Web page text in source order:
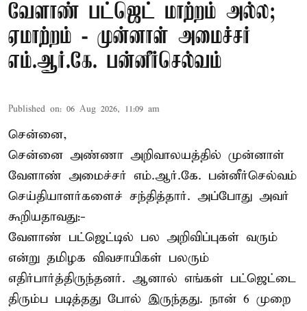
வேளாண் பட்ஜெட் மாற்றம் அல்ல;
ஏமாற்றம் - முன்னாள் அமைச்சர்
எம்.ஆர்.கே. பன்னீர்செல்வம்
Published on: 06 Aug 2026, 11:09 am
சென்னை,
சென்னை அண்ணா அறிவாலயத்தில் முன்னாள்
வேளாண் அமைச்சர் எம்.ஆர்.கே. பன்னீர்செல்வம்
செய்தியாளர்களைச் சந்தித்தார். அப்போது அவர்
கூறியதாவது:-
வேளாண் பட்ஜெட்டில் பல அறிவிப்புகள் வரும்
என்று தமிழக விவசாயிகள் பலரும்
எதிர்பார்த்திருந்தனர். ஆனால் எங்கள் பட்ஜெட்டை
திரும்ப படித்தது போல் இருந்தது. நான் 6 முறை